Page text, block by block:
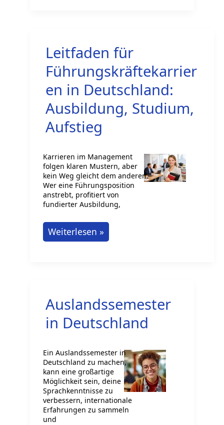
Leitfaden für
Führungskräftekarrier
en in Deutschland:
Ausbildung, Studium,
Aufstieg
Karrieren im Management
folgen klaren Mustern, aber
kein Weg gleicht dem anderen.
Wer eine Führungsposition
anstrebt, profitiert von
fundierter Ausbildung,
Leitfaden
für
Ausbildung,
Studium,
Weiterlesen »
Auslandssemester
in Deutschland
Ein Auslandssemester in
Deutschland zu machen,
kann eine großartige
Möglichkeit sein, deine
Sprachkenntnisse zu
verbessern, internationale
Erfahrungen zu sammeln
und